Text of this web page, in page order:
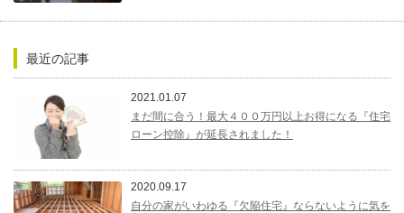
最近の記事
2021.01.07
まだ間に合う！最大４００万円以上お得になる『住宅
ローン控除』が延長されました！
2020.09.17
自分の家がいわゆる『欠陥住宅』ならないように気を